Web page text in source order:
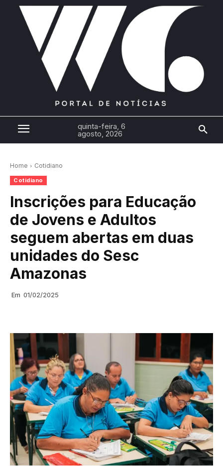
quinta-feira, 6
agosto, 2026
Home Cotidiano
Cotidiano
Inscrições para Educação
de Jovens e Adultos
seguem abertas em duas
unidades do Sesc
Amazonas
Em 01/02/2025